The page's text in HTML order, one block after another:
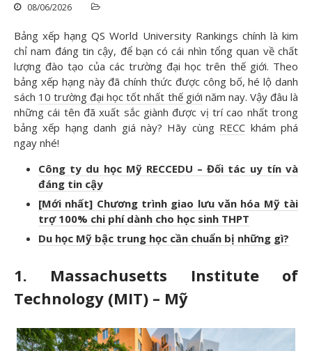
Du học
Tin tức
Liên Hệ
08/06/2026
Bảng xếp hạng QS World University Rankings chính là kim
chỉ nam đáng tin cậy, để bạn có cái nhìn tổng quan về chất
lượng đào tạo của các trường đại học trên thế giới. Theo
bảng xếp hạng này đã chính thức được công bố, hé lộ danh
sách 10 trường đại học tốt nhất thế giới năm nay. Vậy đâu là
những cái tên đã xuất sắc giành được vị trí cao nhất trong
bảng xếp hạng danh giá này? Hãy cùng RECC khám phá
ngay nhé!
Công ty du học Mỹ RECCEDU – Đối tác uy tín và
đáng tin cậy
[Mới nhất] Chương trình giao lưu văn hóa Mỹ tài
trợ 100% chi phí dành cho học sinh THPT
Du học Mỹ bậc trung học cần chuẩn bị những gì?
1. Massachusetts Institute of
Technology (MIT) – Mỹ